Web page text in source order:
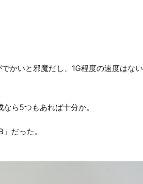
かいと邪魔だし、1G程度の速度はない
ら5つもあれば十分か。
だった。